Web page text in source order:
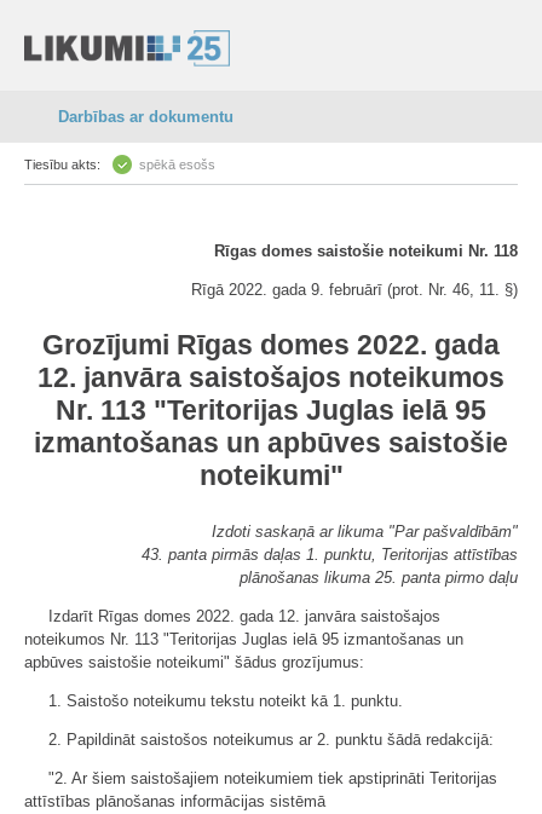
Darbības ar dokumentu
Tiesību akts: spēkā esošs
Rīgas domes saistošie noteikumi Nr. 118
Rīgā 2022. gada 9. februārī (prot. Nr. 46, 11. §)
Grozījumi Rīgas domes 2022. gada
12. janvāra saistošajos noteikumos
Nr. 113 "Teritorijas Juglas ielā 95
izmantošanas un apbūves saistošie
noteikumi"
Izdoti saskaņā ar likuma "Par pašvaldībām"
43. panta pirmās daļas 1. punktu, Teritorijas attīstības
plānošanas likuma 25. panta pirmo daļu
Izdarīt Rīgas domes 2022. gada 12. janvāra saistošajos
noteikumos Nr. 113 "Teritorijas Juglas ielā 95 izmantošanas un
apbūves saistošie noteikumi" šādus grozījumus:
1. Saistošo noteikumu tekstu noteikt kā 1. punktu.
2. Papildināt saistošos noteikumus ar 2. punktu šādā redakcijā:
"2. Ar šiem saistošajiem noteikumiem tiek apstiprināti Teritorijas
attīstības plānošanas informācijas sistēmā